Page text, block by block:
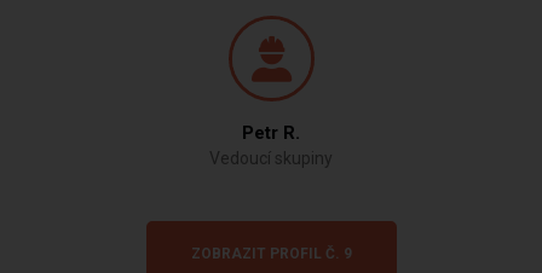
Petr R.
Vedoucí skupiny
ZOBRAZIT PROFIL Č. 9